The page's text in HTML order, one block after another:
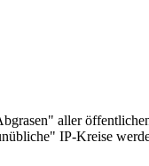
aller
IP-Kreise